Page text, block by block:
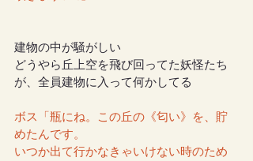
建物の中が騒がしい
どうやら丘上空を飛び回ってた妖怪たち
が、全員建物に入って何かしてる
ボス「瓶にね。この丘の《匂い》を、貯
めたんです。
いつか出て行かなきゃいけない時のため